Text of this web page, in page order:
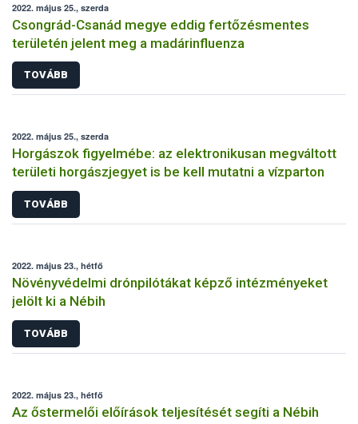
2022. május 25., szerda
Csongrád-Csanád megye eddig fertőzésmentes
területén jelent meg a madárinfluenza
TOVÁBB
2022. május 25., szerda
Horgászok figyelmébe: az elektronikusan megváltott
területi horgászjegyet is be kell mutatni a vízparton
TOVÁBB
2022. május 23., hétfő
Növényvédelmi drónpilótákat képző intézményeket
jelölt ki a Nébih
TOVÁBB
2022. május 23., hétfő
Az őstermelői előírások teljesítését segíti a Nébih